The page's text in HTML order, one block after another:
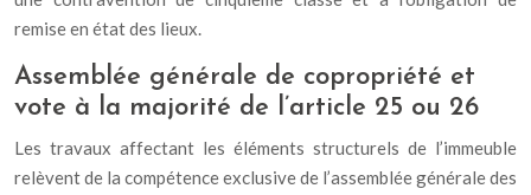
remise en état des lieux.
Assemblée générale de copropriété et
vote à la majorité de l’article 25 ou 26
Les travaux affectant les éléments structurels de l’immeuble
relèvent de la compétence exclusive de l’assemblée générale des